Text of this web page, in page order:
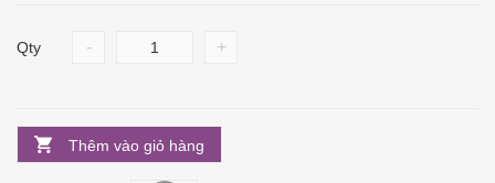
Qty - +
Thêm vào giỏ hàng